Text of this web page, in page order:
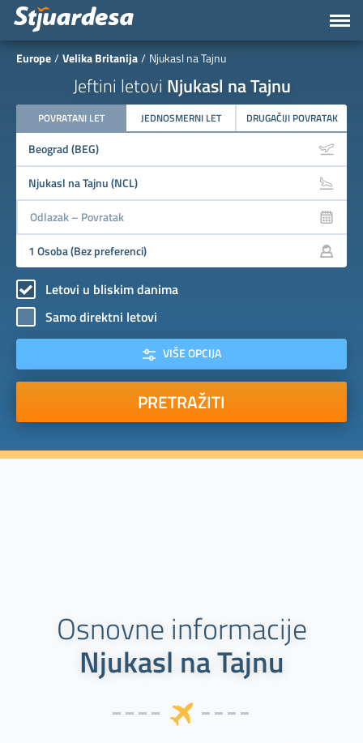
Europe Velika Britanija Njukasl na Tajnu
Jeftini letovi Njukasl na Tajnu
POVRATANI LET JEDNOSMERNI LET DRUGAČIJI POVRATAK
Letovi u bliskim danima
Samo direktni letovi
VIŠE OPCIJA
PRETRAŽITI
Osnovne informacije
Njukasl na Tajnu